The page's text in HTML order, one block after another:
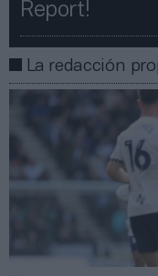
Report!​​
La redacción